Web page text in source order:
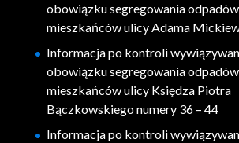
obowiązku segregowania
mieszkańców ulicy Adama
Informacja po kontroli
obowiązku segregowania
mieszkańców ulicy Księdza Piotra
Bączkowskiego numery 36 – 44
Informacja po kontroli